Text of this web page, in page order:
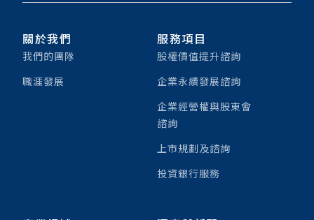
關於我們
我們的團隊
職涯發展
服務項目
股權價值提升諮詢
企業永續發展諮詢
企業經營權與股東會
諮詢
上市規劃及諮詢
投資銀行服務